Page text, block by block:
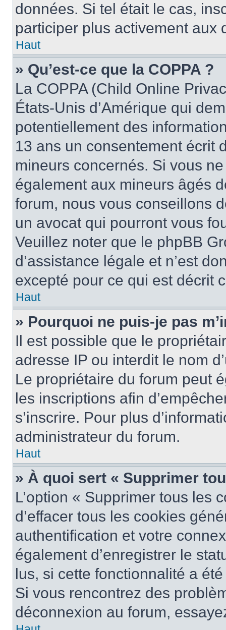
données. Si tel était le cas,
participer plus activement aux
Haut
» Qu’est-ce que la COPPA ?
La COPPA (Child Online
États-Unis d’Amérique qui
potentiellement des
13 ans un consentement écrit
mineurs concernés. Si vous
également aux mineurs âgés
forum, nous vous conseillons
un avocat qui pourront vous
Veuillez noter que le phpBB
d’assistance légale et n’est
excepté pour ce qui est décrit
Haut
» Pourquoi ne puis-je pas
Il est possible que le
adresse IP ou interdit le nom
Le propriétaire du forum peut
les inscriptions afin
s’inscrire. Pour plus
administrateur du forum.
Haut
» À quoi sert « Supprimer
L’option « Supprimer tous les
d’effacer tous les cookies
authentification et votre
également d’enregistrer le
lus, si cette fonctionnalité a
Si vous rencontrez des
déconnexion au forum,